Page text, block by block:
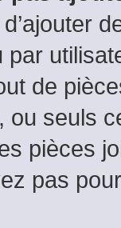
de
ou seuls
pièces
pas